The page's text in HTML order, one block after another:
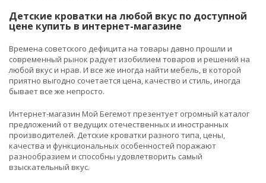
Детские кроватки на любой вкус по доступной
цене купить в интернет-магазине
Времена советского дефицита на товары давно прошли и
современный рынок радует изобилием товаров и решений на
любой вкус и нрав. И все же иногда найти мебель, в которой
приятно выгодно сочетается цена, качество и стиль, иногда
бывает все же непросто.
Интернет-магазин Мой Бегемот презентует огромный каталог
предложений от ведущих отечественных и иностранных
производителей. Детские кроватки разного типа, цены,
качества и функциональных особенностей поражают
разнообразием и способны удовлетворить самый
взыскательный вкус.